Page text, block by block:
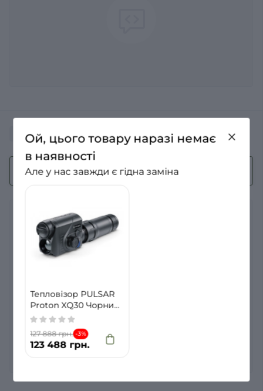
Питання та відповіді
+ Додати питання
Немає питань про даний товар, станьте
першим і задайте своє питання.
Ой, цього товару наразі немає
в наявності
Але у нас завжди є гідна заміна
Тепловізор PULSAR
Proton XQ30 Чорний
(Black)
127 888 грн. -3%
123 488 грн.